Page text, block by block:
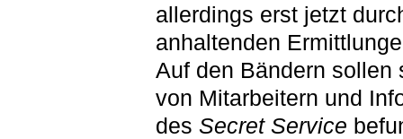
allerdings erst jetzt
anhaltenden
Auf den Bändern sollen
von Mitarbeitern und
des Secret Service